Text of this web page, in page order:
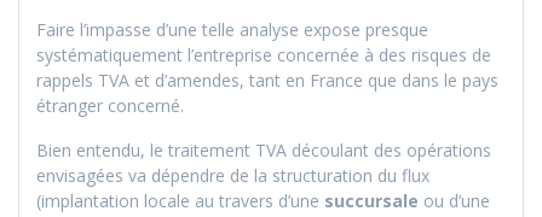
Faire l’impasse d’une telle analyse expose presque
systématiquement l’entreprise concernée à des risques de
rappels TVA et d’amendes, tant en France que dans le pays
étranger concerné.
Bien entendu, le traitement TVA découlant des opérations
envisagées va dépendre de la structuration du flux
(implantation locale au travers d’une succursale ou d’une